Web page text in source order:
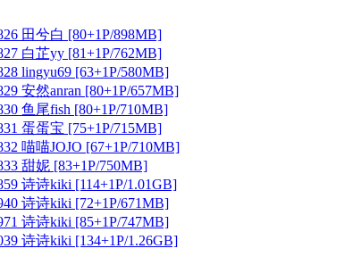
田兮白 [80+1P/898MB]
白芷yy [81+1P/762MB]
lingyu69 [63+1P/580MB]
安然anran [80+1P/657MB]
鱼尾fish [80+1P/710MB]
蛋蛋宝 [75+1P/715MB]
喵喵JOJO [67+1P/710MB]
甜妮 [83+1P/750MB]
诗诗kiki [114+1P/1.01GB]
诗诗kiki [72+1P/671MB]
诗诗kiki [85+1P/747MB]
诗诗kiki [134+1P/1.26GB]